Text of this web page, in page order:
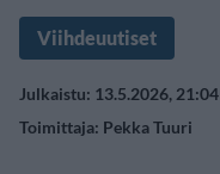
Viihdeuutiset
Julkaistu: 13.5.2026, 21:04
Toimittaja: Pekka Tuuri